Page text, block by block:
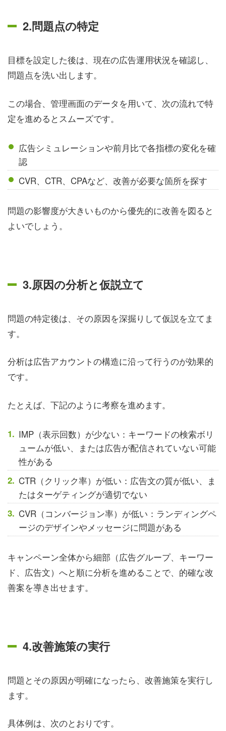
2.問題点の特定
目標を設定した後は、現在の広告運用状況を確認し、
問題点を洗い出します。
この場合、管理画面のデータを用いて、次の流れで特
定を進めるとスムーズです。
広告シミュレーションや前月比で各指標の変化を確
認
CVR、CTR、CPAなど、改善が必要な箇所を探す
問題の影響度が大きいものから優先的に改善を図ると
よいでしょう。
3.原因の分析と仮説立て
問題の特定後は、その原因を深掘りして仮説を立てま
す。
分析は広告アカウントの構造に沿って行うのが効果的
です。
たとえば、下記のように考察を進めます。
IMP（表示回数）が少ない：キーワードの検索ボリ
ュームが低い、または広告が配信されていない可能
性がある
CTR（クリック率）が低い：広告文の質が低い、ま
たはターゲティングが適切でない
CVR（コンバージョン率）が低い：ランディングペ
ージのデザインやメッセージに問題がある
キャンペーン全体から細部（広告グループ、キーワー
ド、広告文）へと順に分析を進めることで、的確な改
善案を導き出せます。
4.改善施策の実行
問題とその原因が明確になったら、改善施策を実行し
ます。
具体例は、次のとおりです。